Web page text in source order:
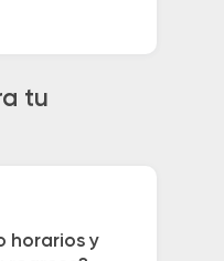
tu
horarios y